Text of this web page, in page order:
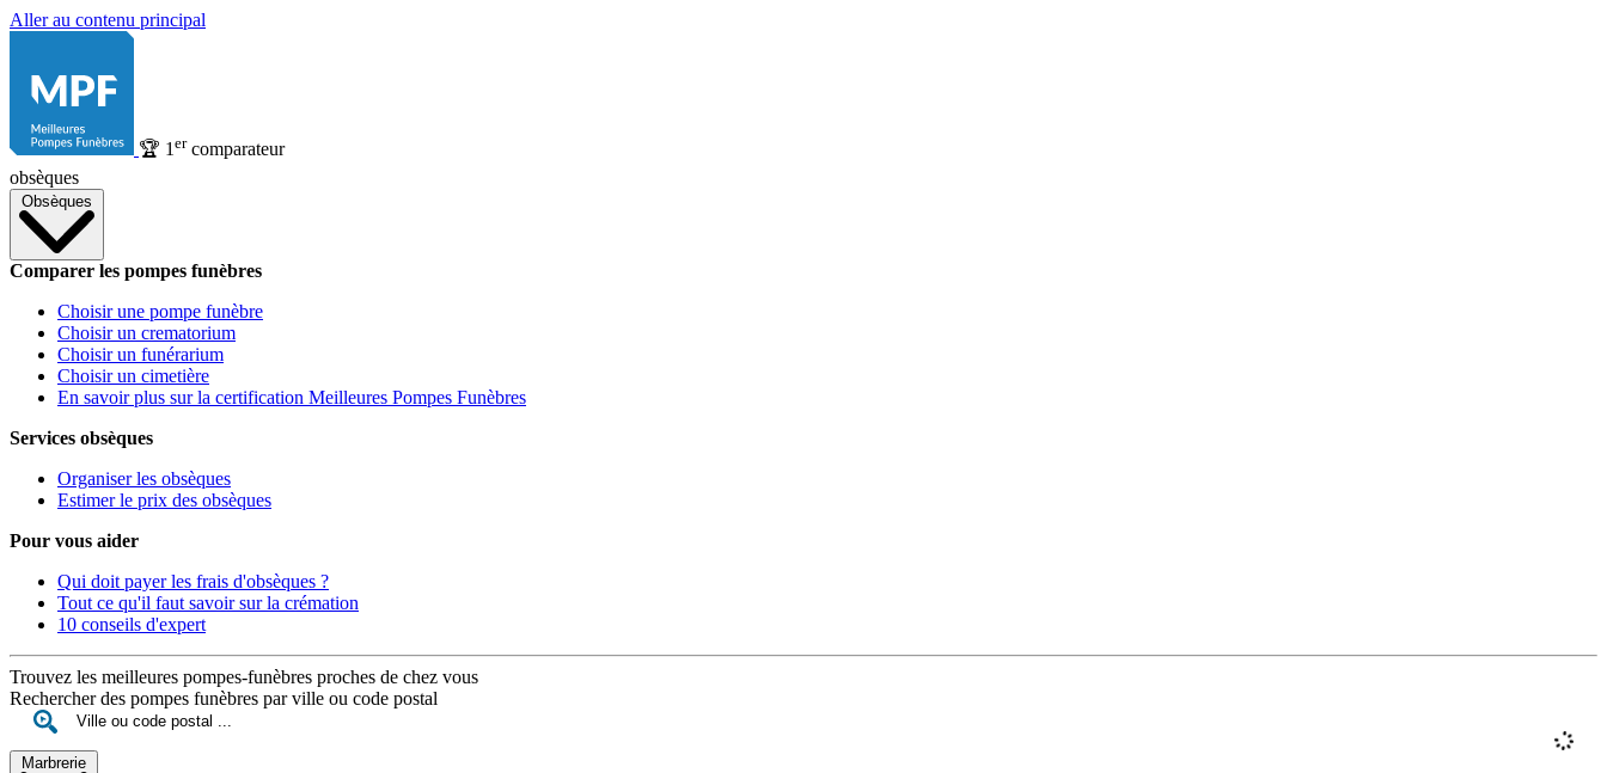
Aller au contenu principal
🏆 1 ercomparateur
obsèques
Obsèques
Comparer les pompes funèbres
Choisir une pompe funèbre
Choisir un crematorium
Choisir un funérarium
Choisir un cimetière
En savoir plus sur la certification Meilleures Pompes Funèbres
Services obsèques
Organiser les obsèques
Estimer le prix des obsèques
Pour vous aider
Qui doit payer les frais d'obsèques ?
Tout ce qu'il faut savoir sur la crémation
10 conseils d'expert
Trouvez les meilleures pompes-funèbres proches de chez vous
Rechercher des pompes funèbres par ville ou code postal
Marbrerie